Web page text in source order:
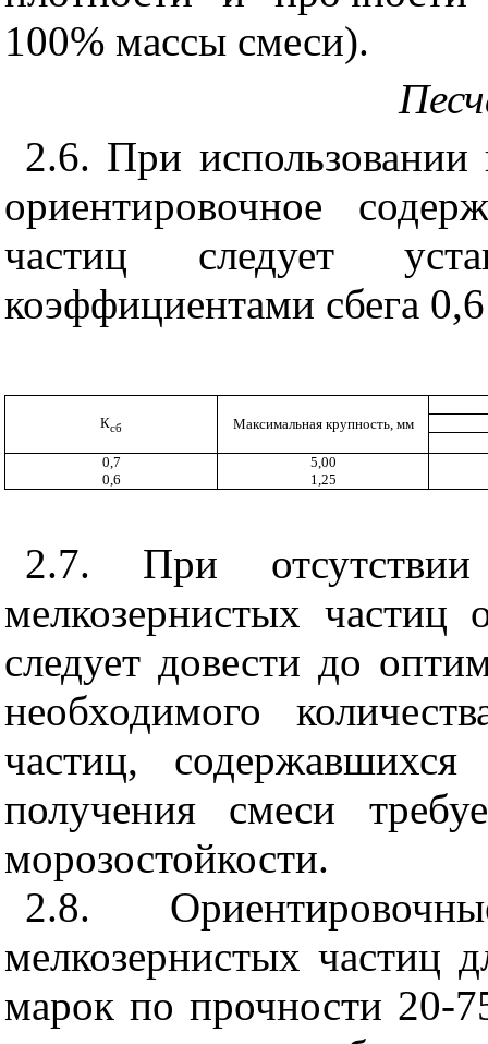
100% массы смеси).
2.6. При использовании
ориентировочное
частиц следует
коэффициентами сбега
Ксб Максимальная крупность, мм
0,7
5,00
0,6
1,25
2.7. При
мелкозернистых
следует довести до
необходимого
частиц,
получения смеси
морозостойкости.
2.8.
мелкозернистых частиц
марок по прочности 20-